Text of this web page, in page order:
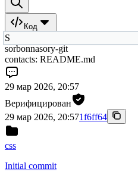
Код
S
sorbonnasory-git
contacts: README.md
29 мар 2026, 20:57
Верифицирован
29 мар 2026, 20:571f6ff64
css
Initial commit